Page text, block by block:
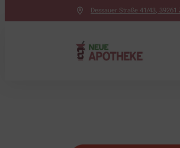
Dessauer Straße 41/43, 39261